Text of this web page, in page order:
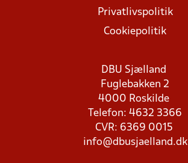
Privatlivspolitik
Cookiepolitik
DBU Sjælland
Fuglebakken 2
4000 Roskilde
Telefon: 4632 3366
CVR: 6369 0015
info@dbusjaelland.dk